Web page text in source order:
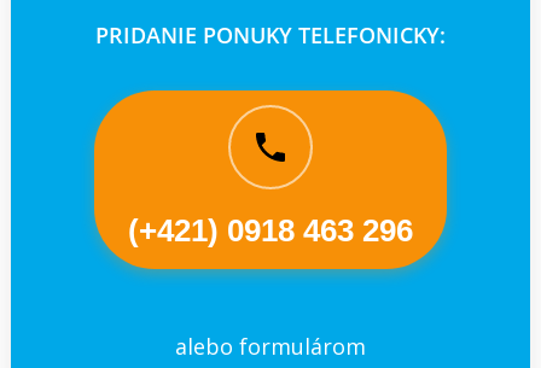
PRIDANIE PONUKY TELEFONICKY:
(+421) 0918 463 296
alebo formulárom